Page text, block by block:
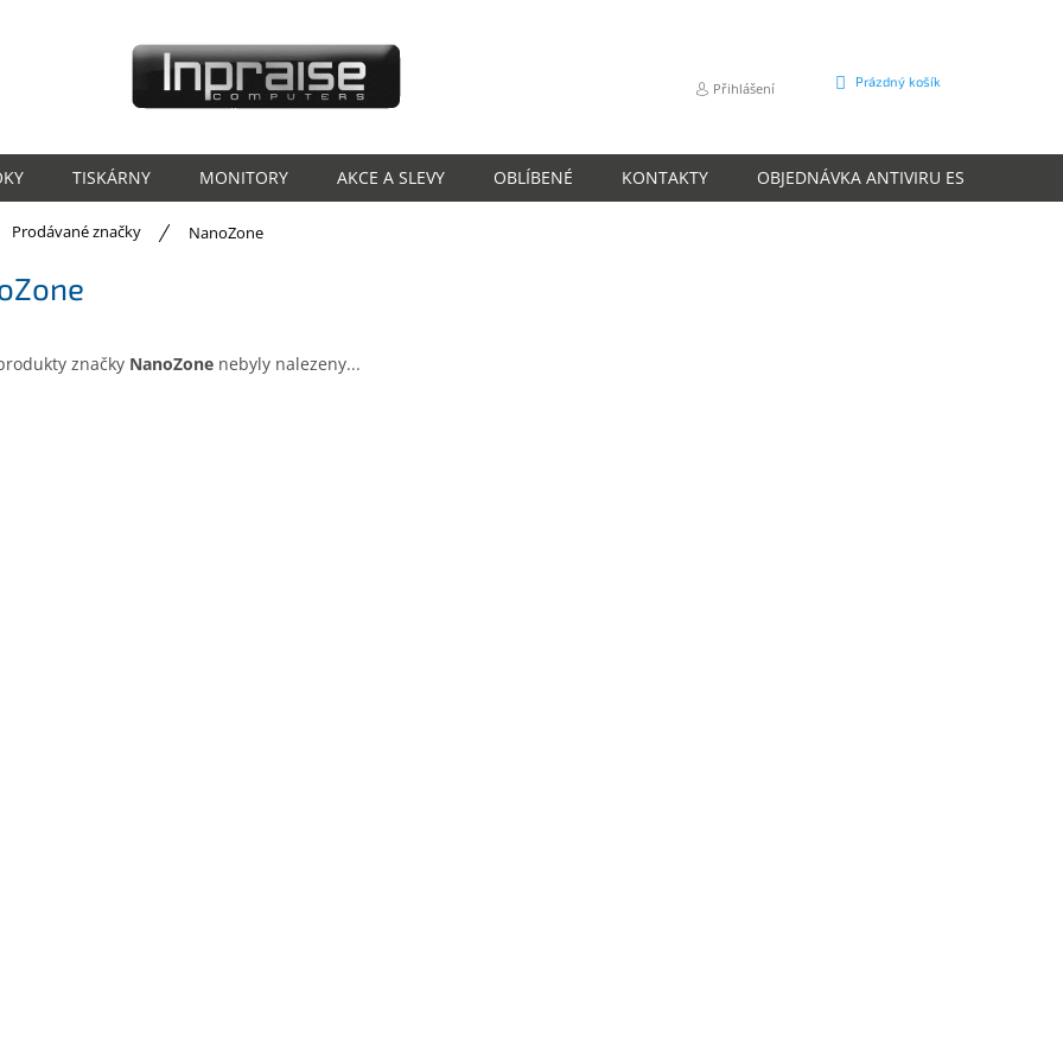
Přihlášení
NÁKUPNÍ
Prázdný košík
TISKÁRNY MONITORY AKCE A SLEVY OBLÍBENÉ KONTAKTY OBJEDNÁVKA ANTIVIRU ESET
Prodávané značky NanoZone
značky NanoZone nebyly nalezeny...